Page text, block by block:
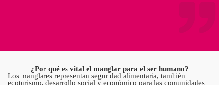
¿Por qué es vital el manglar para el ser humano?
Los manglares representan seguridad alimentaria, también
ecoturismo, desarrollo social y económico para las comunidades